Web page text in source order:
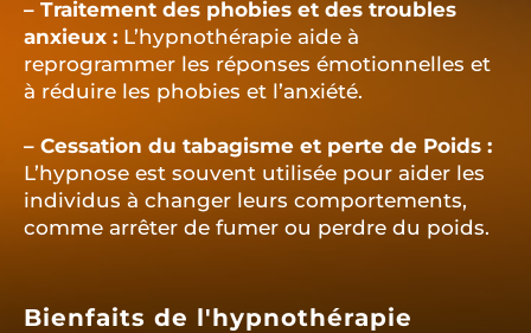
– Traitement des phobies et des troubles
anxieux : L’hypnothérapie aide à
reprogrammer les réponses émotionnelles et
à réduire les phobies et l’anxiété.
– Cessation du tabagisme et perte de Poids :
L’hypnose est souvent utilisée pour aider les
individus à changer leurs comportements,
comme arrêter de fumer ou perdre du poids.
Bienfaits de l'hypnothérapie